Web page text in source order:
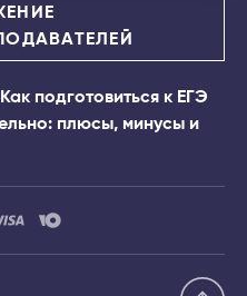
Как подготовиться к ЕГЭ
плюсы, минусы и